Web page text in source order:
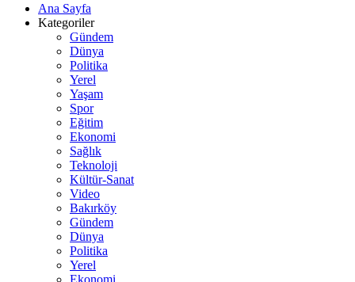
Ana Sayfa
Kategoriler
Gündem
Dünya
Politika
Yerel
Yaşam
Spor
Eğitim
Ekonomi
Sağlık
Teknoloji
Kültür-Sanat
Video
Bakırköy
Gündem
Dünya
Politika
Yerel
Ekonomi